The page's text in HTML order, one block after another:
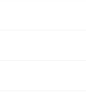
по